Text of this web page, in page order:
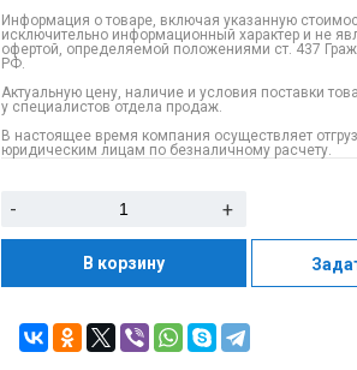
Информация о товаре, включая указанную
исключительно информационный характер и не
офертой, определяемой положениями ст. 437
РФ.
Актуальную цену, наличие и условия поставки
у специалистов отдела продаж.
В настоящее время компания осуществляет
юридическим лицам по безналичному расчету.
- +
В корзину